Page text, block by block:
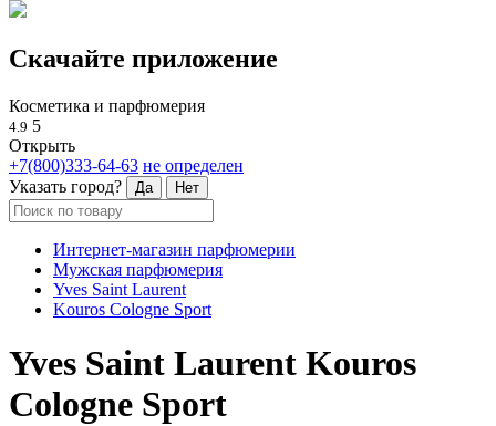
Скачайте приложение
Косметика и парфюмерия
4.9 5
Открыть
+7(800)333-64-63 не определен
Указать город?
Да Нет
Интернет-магазин парфюмерии
Мужская парфюмерия
Yves Saint Laurent
Kouros Cologne Sport
Yves Saint Laurent Kouros
Cologne Sport